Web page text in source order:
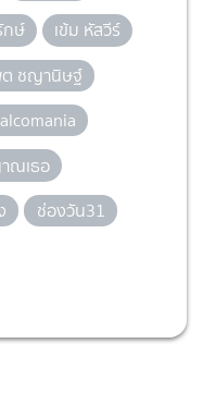
กษ์
เข้ม หัสวีร์
ต ชญานิษฐ์
ณเธอ
ช่องวัน31